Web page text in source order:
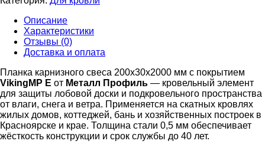
Описание
Характеристики
Отзывы (0)
Доставка и оплата
Планка карнизного свеса 200х30х2000 мм с покрытием
VikingMP E от Металл Профиль — кровельный элемент
для защиты лобовой доски и подкровельного пространства
от влаги, снега и ветра. Применяется на скатных кровлях
жилых домов, коттеджей, бань и хозяйственных построек в
Красноярске и крае. Толщина стали 0,5 мм обеспечивает
жёсткость конструкции и срок службы до 40 лет.